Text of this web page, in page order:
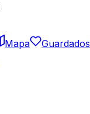
Mapa Guardados